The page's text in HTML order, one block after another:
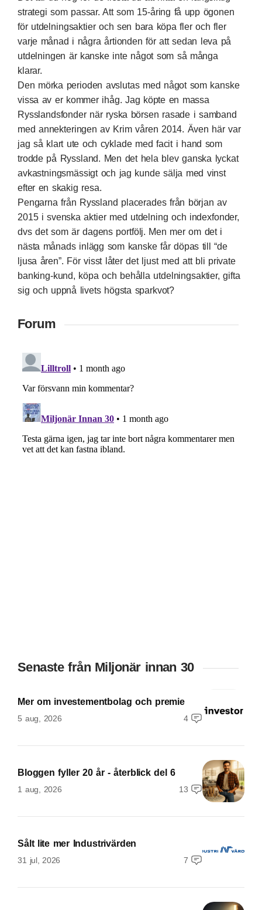
strategi som passar. Att som 15-åring få upp ögonen
för utdelningsaktier och sen bara köpa fler och fler
varje månad i några årtionden för att sedan leva på
utdelningen är kanske inte något som så många
klarar.
Den mörka perioden avslutas med något som kanske
vissa av er kommer ihåg. Jag köpte en massa
Rysslandsfonder när ryska börsen rasade i samband
med annekteringen av Krim våren 2014. Även här var
jag så klart ute och cyklade med facit i hand som
trodde på Ryssland. Men det hela blev ganska lyckat
avkastningsmässigt och jag kunde sälja med vinst
efter en skakig resa.
Pengarna från Ryssland placerades från början av
2015 i svenska aktier med utdelning och indexfonder,
dvs det som är dagens portfölj. Men mer om det i
nästa månads inlägg som kanske får döpas till “de
ljusa åren”. För visst låter det ljust med att bli private
banking-kund, köpa och behålla utdelningsaktier, gifta
sig och uppnå livets högsta sparkvot?
Forum
Senaste från Miljonär innan 30
Mer om investementbolag och premie
5 aug, 2026 4
Bloggen fyller 20 år - återblick del 6
1 aug, 2026 13
Sålt lite mer Industrivärden
31 jul, 2026 7